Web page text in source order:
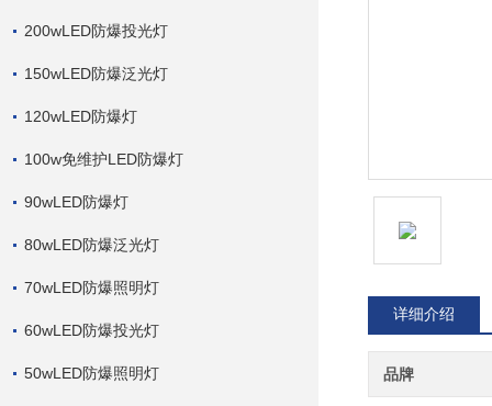
200wLED防爆投光灯
150wLED防爆泛光灯
120wLED防爆灯
100w免维护LED防爆灯
90wLED防爆灯
80wLED防爆泛光灯
70wLED防爆照明灯
60wLED防爆投光灯
50wLED防爆照明灯
详细介绍
品牌